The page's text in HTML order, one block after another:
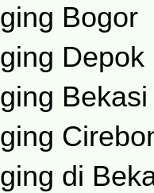
Bogor
Depok
Bekasi
di